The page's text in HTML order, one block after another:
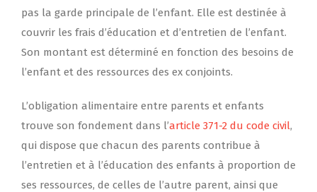
pas la garde principale de l’enfant. Elle est destinée à
couvrir les frais d’éducation et d’entretien de l’enfant.
Son montant est déterminé en fonction des besoins de
l’enfant et des ressources des ex conjoints.
L’obligation alimentaire entre parents et enfants
trouve son fondement dans l’article 371-2 du code civil,
qui dispose que chacun des parents contribue à
l’entretien et à l’éducation des enfants à proportion de
ses ressources, de celles de l’autre parent, ainsi que